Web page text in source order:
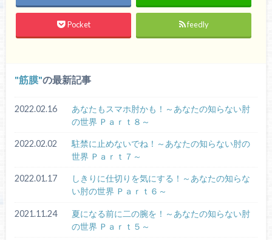
Pocket feedly
筋膜 の最新記事
2022.02.16
あなたもスマホ肘かも！～あなたの知らない肘
の世界 Ｐａｒｔ８～
2022.02.02
駐禁に止めないでね！～あなたの知らない肘の
世界 Ｐａｒｔ７～
2022.01.17
しきりに仕切りを気にする！～あなたの知らな
い肘の世界 Ｐａｒｔ６～
2021.11.24
夏になる前に二の腕を！～あなたの知らない肘
の世界 Ｐａｒｔ５～